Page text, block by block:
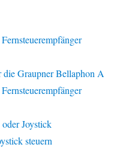
Graupner Bellaphon A
Joystick
steuern